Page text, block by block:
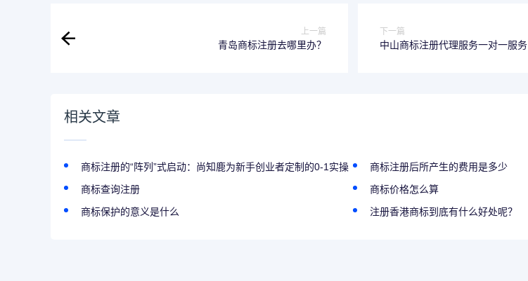
上一篇
青岛商标注册去哪里办？
下一篇
中山商标注册代理服务一对一服务
相关文章
商标注册的“阵列”式启动：尚知鹿为新手创业者定制的0-1实操
商标注册后所产生的费用是多少
商标查询注册
商标价格怎么算
商标保护的意义是什么
注册香港商标到底有什么好处呢？